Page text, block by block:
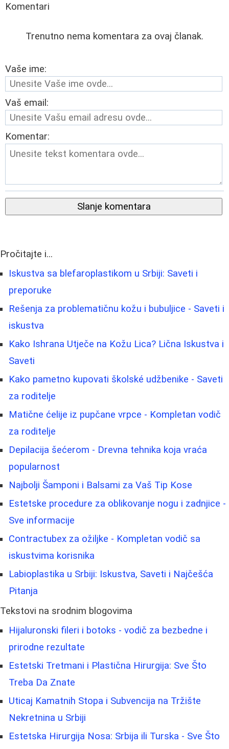
Komentari
Trenutno nema komentara za ovaj članak.
Vaše ime:
Vaš email:
Komentar:
Slanje komentara
Pročitajte i...
Iskustva sa blefaroplastikom u Srbiji: Saveti i
preporuke
Rešenja za problematičnu kožu i bubuljice - Saveti i
iskustva
Kako Ishrana Utječe na Kožu Lica? Lična Iskustva i
Saveti
Kako pametno kupovati školské udžbenike - Saveti
za roditelje
Matične ćelije iz pupčane vrpce - Kompletan vodič
za roditelje
Depilacija šećerom - Drevna tehnika koja vraća
popularnost
Najbolji Šamponi i Balsami za Vaš Tip Kose
Estetske procedure za oblikovanje nogu i zadnjice -
Sve informacije
Contractubex za ožiljke - Kompletan vodič sa
iskustvima korisnika
Labioplastika u Srbiji: Iskustva, Saveti i Najčešća
Pitanja
Tekstovi na srodnim blogovima
Hijaluronski fileri i botoks - vodič za bezbedne i
prirodne rezultate
Estetski Tretmani i Plastična Hirurgija: Sve Što
Treba Da Znate
Uticaj Kamatnih Stopa i Subvencija na Tržište
Nekretnina u Srbiji
Estetska Hirurgija Nosa: Srbija ili Turska - Sve Što